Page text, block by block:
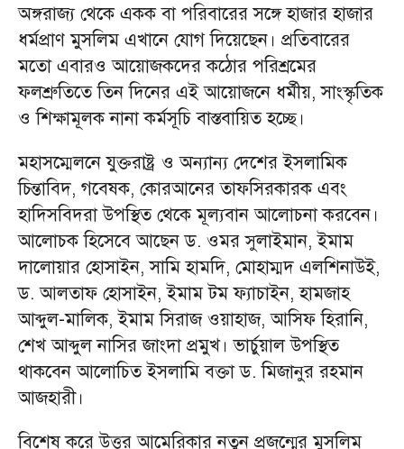
অঙ্গরাজ্য থেকে একক বা পরিবারের সঙ্গে হাজার হাজার
ধর্মপ্রাণ মুসলিম এখানে যোগ দিয়েছেন। প্রতিবারের
মতো এবারও আয়োজকদের কঠোর পরিশ্রমের
ফলশ্রুতিতে তিন দিনের এই আয়োজনে ধর্মীয়, সাংস্কৃতিক
ও শিক্ষামূলক নানা কর্মসূচি বাস্তবায়িত হচ্ছে।
মহাসম্মেলনে যুক্তরাষ্ট্র ও অন্যান্য দেশের ইসলামিক
চিন্তাবিদ, গবেষক, কোরআনের তাফসিরকারক এবং
হাদিসবিদরা উপস্থিত থেকে মূল্যবান আলোচনা করবেন।
আলোচক হিসেবে আছেন ড. ওমর সুলাইমান, ইমাম
দালোয়ার হোসাইন, সামি হামদি, মোহাম্মদ এলশিনাউই,
ড. আলতাফ হোসাইন, ইমাম টম ফ্যাচাইন, হামজাহ
আব্দুল-মালিক, ইমাম সিরাজ ওয়াহাজ, আসিফ হিরানি,
শেখ আব্দুল নাসির জাংদা প্রমুখ। ভার্চুয়াল উপস্থিত
থাকবেন আলোচিত ইসলামি বক্তা ড. মিজানুর রহমান
আজহারী।
বিশেষ করে উত্তর আমেরিকার নতুন প্রজন্মের মুসলিম